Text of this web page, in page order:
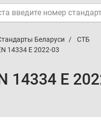
Беларуси
СТБ
14334 E 2022-03
14334 E